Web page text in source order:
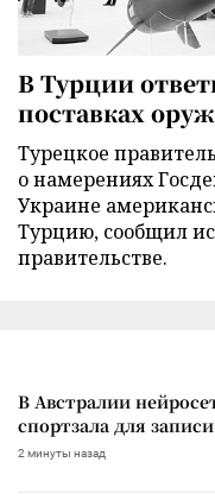
В Турции
поставках
Турецкое
о намерениях
Украине
Турцию, сообщил
правительстве.
В Австралии
спортзала для
2 минуты назад